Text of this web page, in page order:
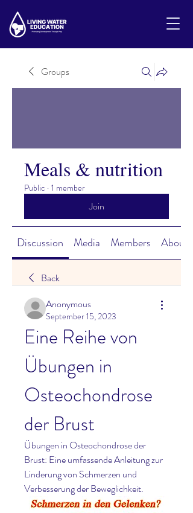
Groups
Meals & nutrition
Public · 1 member
Join
Discussion Media Members About
Back
Anonymous
September 15, 2023
Eine Reihe von
Übungen in
Osteochondrose
der Brust
Übungen in Osteochondrose der
Brust: Eine umfassende Anleitung zur
Linderung von Schmerzen und
Verbesserung der Beweglichkeit.